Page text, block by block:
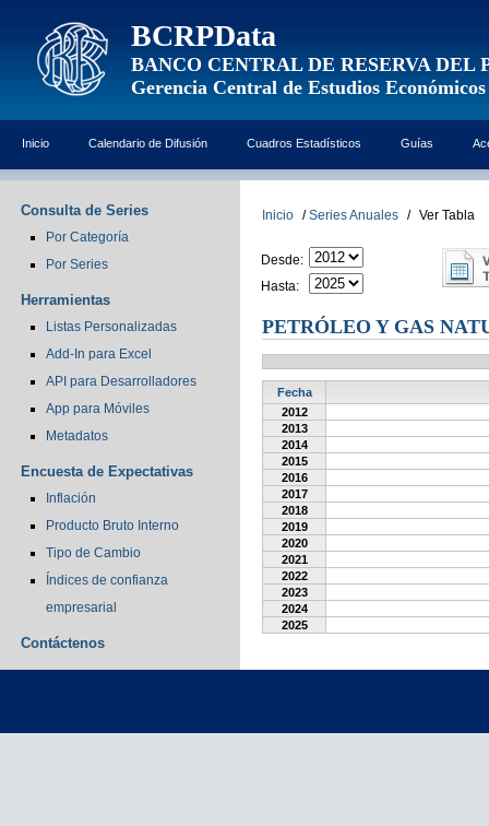
BCRPData
BANCO CENTRAL DE RESERVA DEL
Gerencia Central de Estudios Económicos
Inicio Calendario de Difusión Cuadros Estadísticos Guías
Consulta de Series
Por Categoría
Por Series
Herramientas
Listas Personalizadas
Add-In para Excel
API para Desarrolladores
App para Móviles
Metadatos
Encuesta de Expectativas
Inflación
Producto Bruto Interno
Tipo de Cambio
Índices de confianza
empresarial
Contáctenos
Inicio / Series Anuales / Ver Tabla
Desde:
Hasta:
PETRÓLEO Y GAS
Fecha
2012
2013
2014
2015
2016
2017
2018
2019
2020
2021
2022
2023
2024
2025